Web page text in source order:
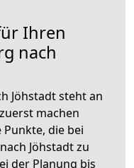
Ihren
nach
Jöhstadt steht an
machen
die bei
Jöhstadt zu
der Planung bis